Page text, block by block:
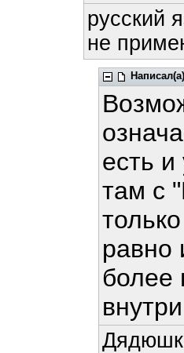
русский
не
Написал(а)
есть
там с
равно
более